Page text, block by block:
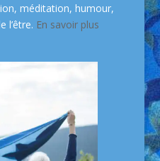
méditation, humour,
l’être. En savoir plus